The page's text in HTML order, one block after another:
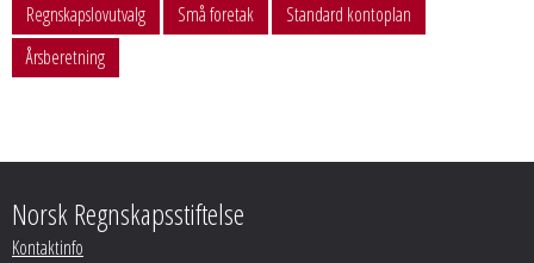
Regnskapslovutvalg
Små foretak
Standard kontoplan
Årsberetning
Norsk Regnskapsstiftelse
Kontaktinfo